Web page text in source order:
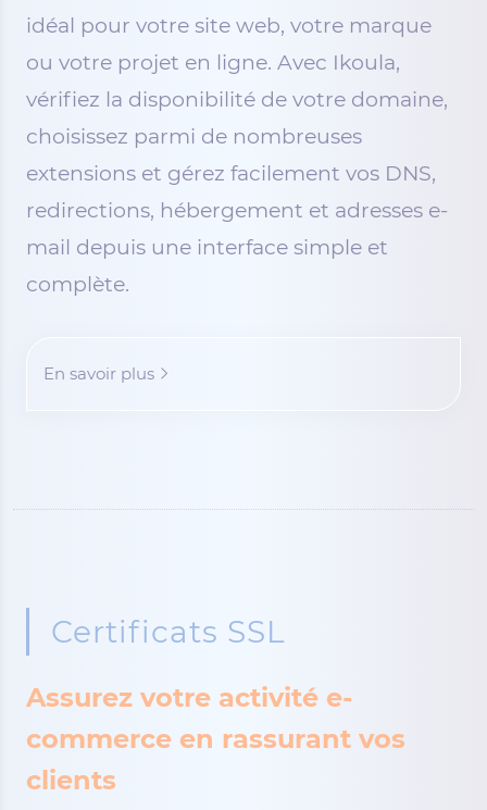
idéal pour votre site web, votre marque
ou votre projet en ligne. Avec Ikoula,
vérifiez la disponibilité de votre domaine,
choisissez parmi de nombreuses
extensions et gérez facilement vos DNS,
redirections, hébergement et adresses e-
mail depuis une interface simple et
complète.
En savoir plus
Certificats SSL
Assurez votre activité e-
commerce en rassurant vos
clients